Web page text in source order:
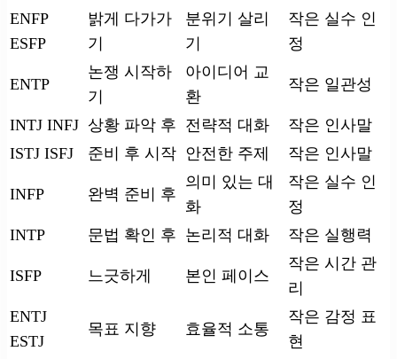
ENFP
ESFP
밝게 다가가
기
분위기 살리
기
작은 실수 인
정
ENTP
논쟁 시작하
기
아이디어 교
환
작은 일관성
INTJ INFJ 상황 파악 후 전략적 대화
작은 인사말
ISTJ ISFJ
준비 후 시작 안전한 주제 작은 인사말
INFP 완벽 준비 후
의미 있는 대
화
작은 실수 인
정
INTP
문법 확인 후 논리적 대화 작은 실행력
ISFP 느긋하게 본인 페이스
작은 시간 관
리
ENTJ
ESTJ
목표 지향 효율적 소통
작은 감정 표
현